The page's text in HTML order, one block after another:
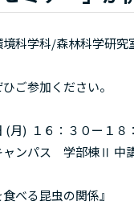
科学科/森林科学研究
ひご参加ください。
) １６：３０ー１８
パス 学部棟Ⅱ 中講
べる昆虫の関係』